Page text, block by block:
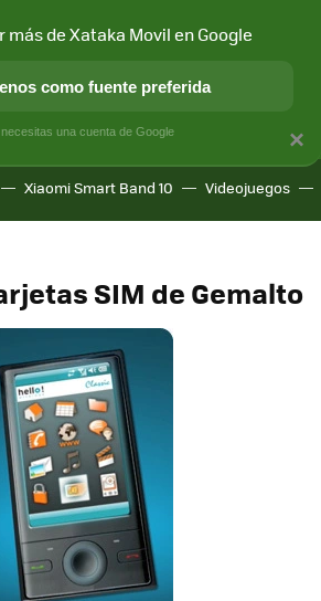
Y SOCIEDAD APLICACIONES
Xiaomi Smart Band 10 Videojuegos
SIM de Gemalto
×
más de Xataka Movil en Google
como fuente preferida
una cuenta de Google